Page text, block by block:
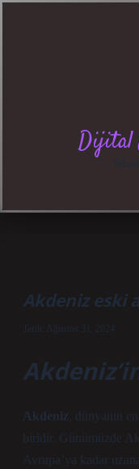
Dijital
Akdeniz eski
Tarih: Ağustos 31, 2024
Akdeniz, dünyanın
biridir. Günümüzde
Avrupa’ya kadar